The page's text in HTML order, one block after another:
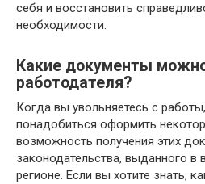
себя и восстановить
необходимости.
Какие документы
работодателя?
Когда вы увольняетесь с
понадобиться оформить
возможность получения этих
законодательства, выданного в
регионе. Если вы хотите знать,